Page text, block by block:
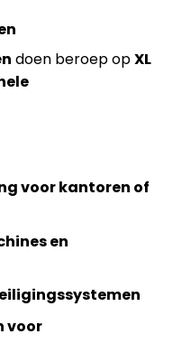
doen beroep opXL
voor kantoren of
en
voor